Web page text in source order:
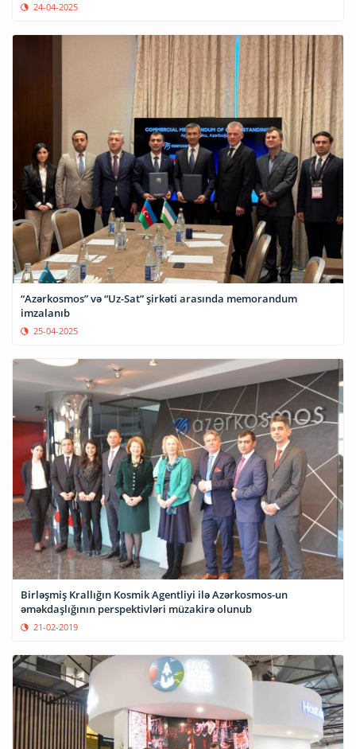
24-04-2025
“Azərkosmos” və “Uz-Sat” şirkəti arasında memorandum
imzalanıb
25-04-2025
Birləşmiş Krallığın Kosmik Agentliyi ilə Azərkosmos-un
əməkdaşlığının perspektivləri müzakirə olunub
21-02-2019